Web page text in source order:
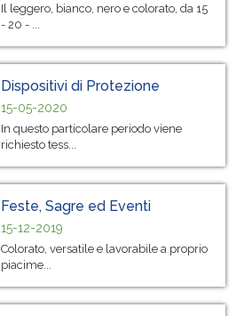
Il leggero, bianco, nero e colorato, da 15
- 20 - ...
Dispositivi di Protezione
15-05-2020
In questo particolare periodo viene
richiesto tess...
Feste, Sagre ed Eventi
15-12-2019
Colorato, versatile e lavorabile a proprio
piacime...